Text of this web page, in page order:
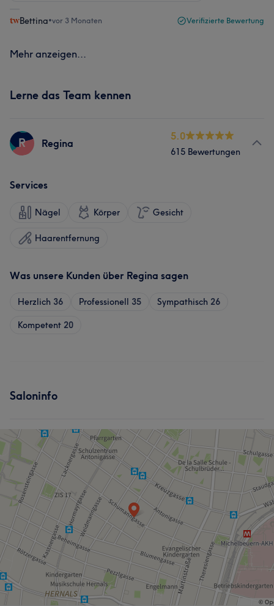
Bettina•vor 3 Monaten Verifizierte Bewertung
Mehr anzeigen...
Lerne das Team kennen
R Regina
5.0
615 Bewertungen
Services
Nägel Körper Gesicht
Haarentfernung
Was unsere Kunden über Regina sagen
Herzlich 36 Professionell 35 Sympathisch 26
Kompetent 20
Saloninfo